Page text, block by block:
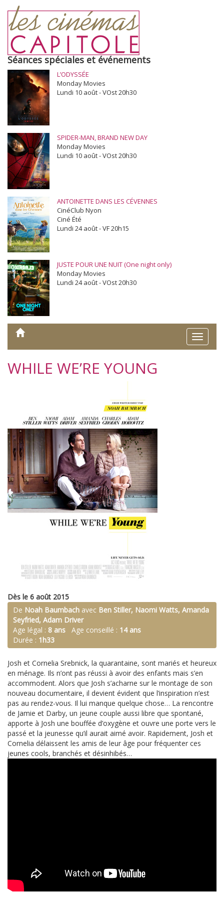
Séances spéciales et événements
L’ODYSSÉE
Monday Movies
Lundi 10 août - VOst 20h30
SPIDER-MAN, BRAND NEW DAY
Monday Movies
Lundi 10 août - VOst 20h30
ANTOINETTE DANS LES CÉVENNES
CinéClub Nyon
Ciné Été
Lundi 24 août - VF 20h15
JUSTE POUR UNE NUIT (One night only)
Monday Movies
Lundi 24 août - VOst 20h30
Toggle
WHILE WE’RE YOUNG
Dès le 6 août 2015
De Noah Baumbach avec Ben Stiller, Naomi Watts, Amanda
Seyfried, Adam Driver
Age légal : 8 ans Age conseillé : 14 ans
Durée : 1h33
Josh et Cornelia Srebnick, la quarantaine, sont mariés et heureux
en ménage. Ils n’ont pas réussi à avoir des enfants mais s’en
accommodent. Alors que Josh s’acharne sur le montage de son
nouveau documentaire, il devient évident que l’inspiration n’est
pas au rendez-vous. Il lui manque quelque chose… La rencontre
de Jamie et Darby, un jeune couple aussi libre que spontané,
apporte à Josh une bouffée d’oxygène et ouvre une porte vers le
passé et la jeunesse qu’il aurait aimé avoir. Rapidement, Josh et
Cornelia délaissent les amis de leur âge pour fréquenter ces
jeunes cools, branchés et désinhibés…